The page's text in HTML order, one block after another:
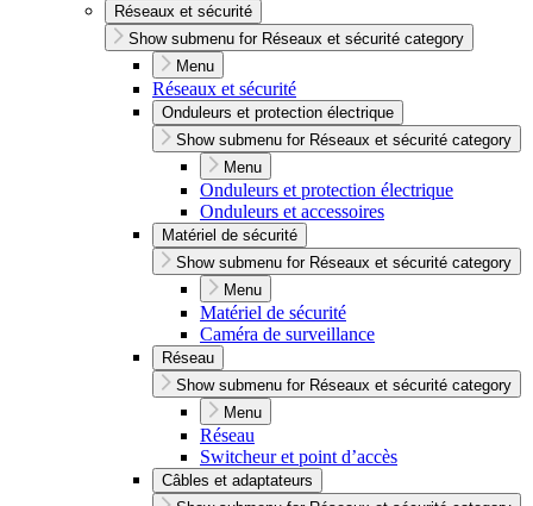
Réseaux et sécurité
Show submenu for Réseaux et sécurité category
Menu
Réseaux et sécurité
Onduleurs et protection électrique
Show submenu for Réseaux et sécurité category
Menu
Onduleurs et protection électrique
Onduleurs et accessoires
Matériel de sécurité
Show submenu for Réseaux et sécurité category
Menu
Matériel de sécurité
Caméra de surveillance
Réseau
Show submenu for Réseaux et sécurité category
Menu
Réseau
Switcheur et point d’accès
Câbles et adaptateurs